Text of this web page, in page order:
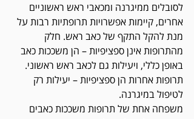
לסובלים ממיגרנה ומכאבי ראש ראשוניים
אחרים, קיימות אפשרויות תרופתיות רבות על
מנת להקל התקף של כאב ראש. חלק
מהתרופות אינן ספציפיות – הן משככות כאב
באופן כללי, ויעילות גם לכאב ראש ראשוני.
תרופות אחרות הן ספציפיות – יעילות רק
לטיפול במיגרנה.
משפחה אחת של תרופות משככות כאבים